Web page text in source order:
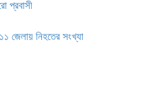
প্রবাসী
জেলায় নিহতের সংখ্যা